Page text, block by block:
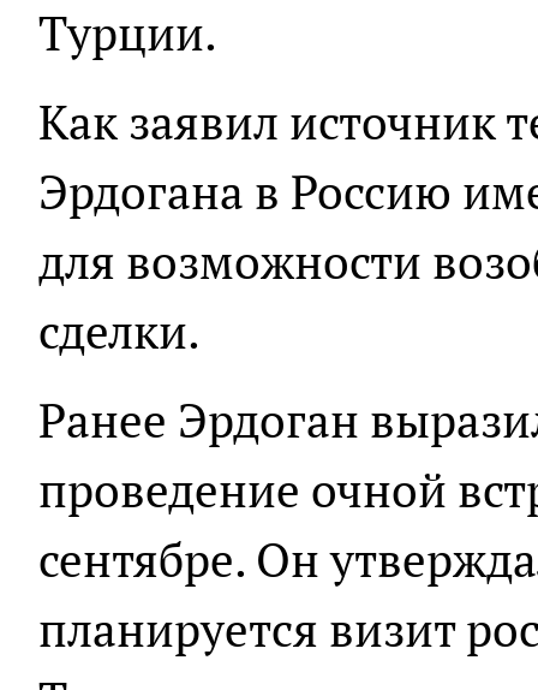
Турции.
Как заявил источник
Эрдогана в Россию
для возможности
сделки.
Ранее Эрдоган
проведение очной
сентябре. Он
планируется визит